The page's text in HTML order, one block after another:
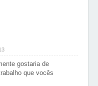
gostaria de
que vocês